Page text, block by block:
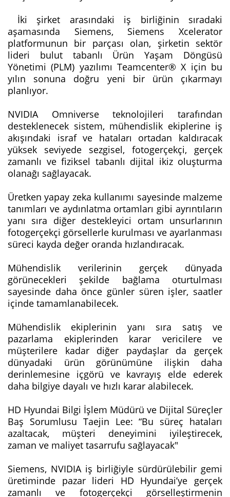
İki şirket arasındaki iş birliğinin sıradaki
aşamasında Siemens, Siemens Xcelerator
platformunun bir parçası olan, şirketin sektör
lideri bulut tabanlı Ürün Yaşam Döngüsü
Yönetimi (PLM) yazılımı Teamcenter® X için bu
yılın sonuna doğru yeni bir ürün çıkarmayı
planlıyor.
NVIDIA Omniverse teknolojileri tarafından
desteklenecek sistem, mühendislik ekiplerine iş
akışındaki israf ve hataları ortadan kaldıracak
yüksek seviyede sezgisel, fotogerçekçi, gerçek
zamanlı ve fiziksel tabanlı dijital ikiz oluşturma
olanağı sağlayacak.
Üretken yapay zeka kullanımı sayesinde malzeme
tanımları ve aydınlatma ortamları gibi ayrıntıların
yanı sıra diğer destekleyici ortam unsurlarının
fotogerçekçi görsellerle kurulması ve ayarlanması
süreci kayda değer oranda hızlandıracak.
Mühendislik verilerinin gerçek dünyada
görünecekleri şekilde bağlama oturtulması
sayesinde daha önce günler süren işler, saatler
içinde tamamlanabilecek.
Mühendislik ekiplerinin yanı sıra satış ve
pazarlama ekiplerinden karar vericilere ve
müşterilere kadar diğer paydaşlar da gerçek
dünyadaki ürün görünümüne ilişkin daha
derinlemesine içgörü ve kavrayış elde ederek
daha bilgiye dayalı ve hızlı karar alabilecek.
HD Hyundai Bilgi İşlem Müdürü ve Dijital Süreçler
Baş Sorumlusu Taejin Lee: “Bu süreç hataları
azaltacak, müşteri deneyimini iyileştirecek,
zaman ve maliyet tasarrufu sağlayacak"
Siemens, NVIDIA iş birliğiyle sürdürülebilir gemi
üretiminde pazar lideri HD Hyundai’ye gerçek
zamanlı ve fotogerçekçi görselleştirmenin